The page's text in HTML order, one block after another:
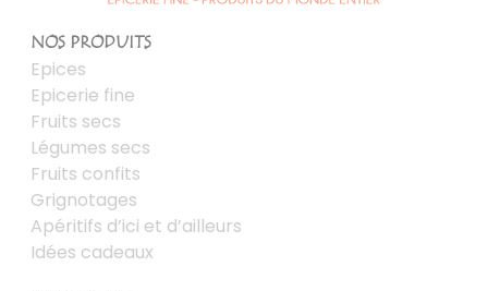
NOS PRODUITS
Epices
Epicerie fine
Fruits secs
Légumes secs
Fruits confits
Grignotages
Apéritifs d’ici et d’ailleurs
Idées cadeaux